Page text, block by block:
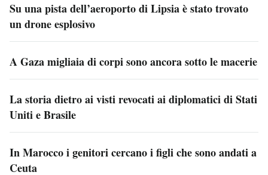
Su una pista dell’aeroporto di Lipsia è stato trovato
un drone esplosivo
A Gaza migliaia di corpi sono ancora sotto le macerie
La storia dietro ai visti revocati ai diplomatici di Stati
Uniti e Brasile
In Marocco i genitori cercano i figli che sono andati a
Ceuta